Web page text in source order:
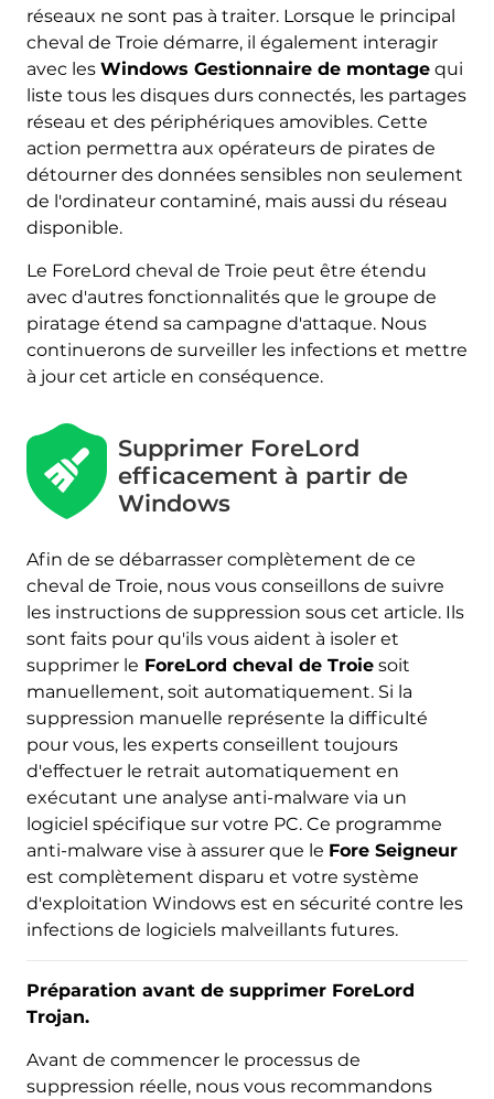
réseaux ne sont pas à traiter. Lorsque le principal
cheval de Troie démarre, il également interagir
avec les Windows Gestionnaire de montagequi
liste tous les disques durs connectés, les partages
réseau et des périphériques amovibles. Cette
action permettra aux opérateurs de pirates de
détourner des données sensibles non seulement
de l'ordinateur contaminé, mais aussi du réseau
disponible.
Le ForeLord cheval de Troie peut être étendu
avec d'autres fonctionnalités que le groupe de
piratage étend sa campagne d'attaque. Nous
continuerons de surveiller les infections et mettre
à jour cet article en conséquence.
Supprimer ForeLord
efficacement à partir de
Windows
Afin de se débarrasser complètement de ce
cheval de Troie, nous vous conseillons de suivre
les instructions de suppression sous cet article. Ils
sont faits pour qu'ils vous aident à isoler et
supprimer le ForeLord cheval de Troiesoit
manuellement, soit automatiquement. Si la
suppression manuelle représente la difficulté
pour vous, les experts conseillent toujours
d'effectuer le retrait automatiquement en
exécutant une analyse anti-malware via un
logiciel spécifique sur votre PC. Ce programme
anti-malware vise à assurer que le Fore Seigneur
est complètement disparu et votre système
d'exploitation Windows est en sécurité contre les
infections de logiciels malveillants futures.
Préparation avant de supprimer ForeLord
Trojan.
Avant de commencer le processus de
suppression réelle, nous vous recommandons